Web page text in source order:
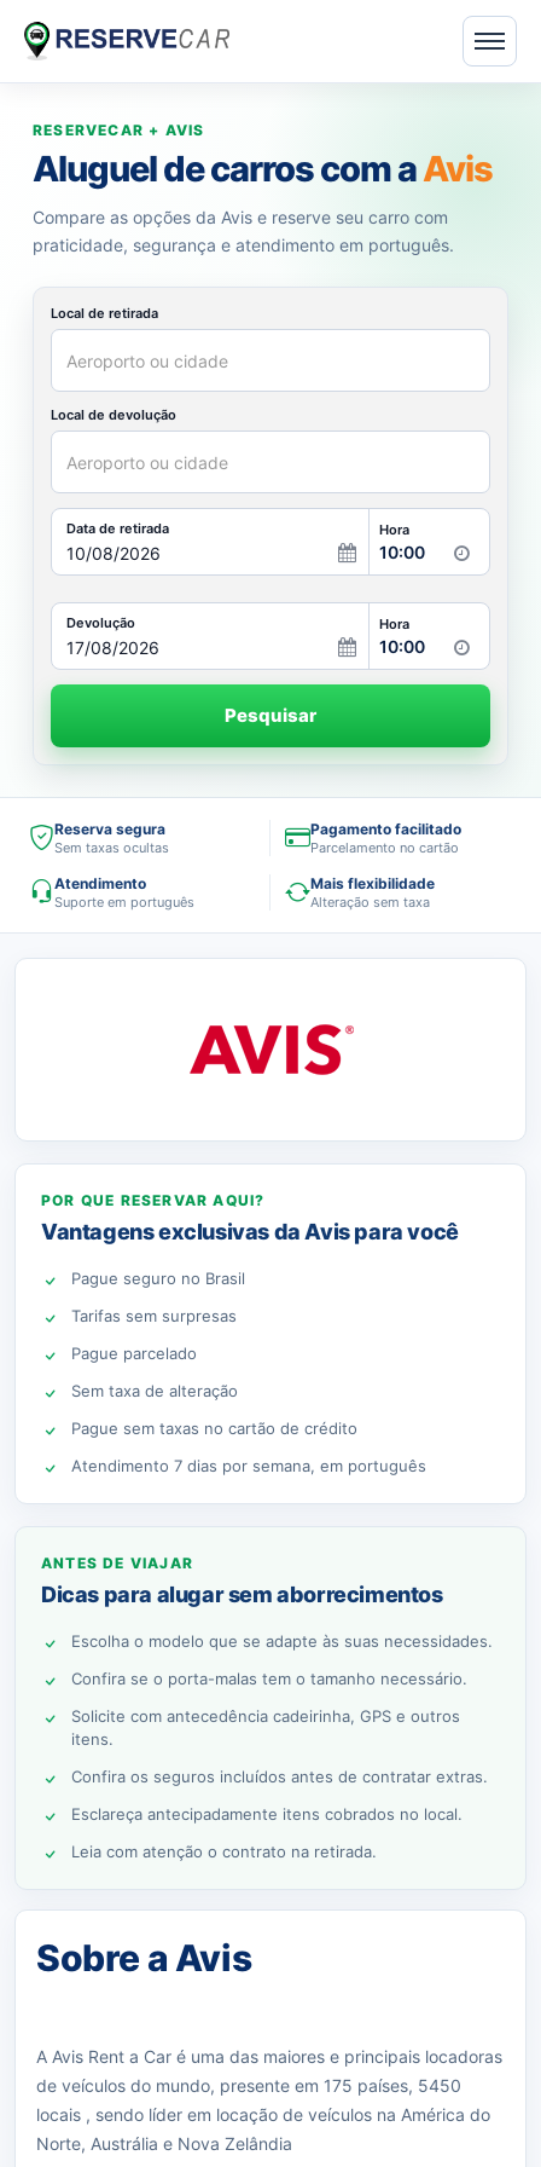
RESERVECAR + AVIS
Aluguel de carros com aAvis
Compare as opções da Avis e reserve seu carro com
praticidade, segurança e atendimento em português.
Local de retirada
Local de devolução
Data de retirada Hora
10:00
Devolução Hora
10:00
Pesquisar
Reserva segura
Sem taxas ocultas
Pagamento facilitado
Parcelamento no cartão
Atendimento
Suporte em português
Mais flexibilidade
Alteração sem taxa
POR QUE RESERVAR AQUI?
Vantagens exclusivas da Avis para você
Pague seguro no Brasil
Tarifas sem surpresas
Pague parcelado
Sem taxa de alteração
Pague sem taxas no cartão de crédito
Atendimento 7 dias por semana, em português
ANTES DE VIAJAR
Dicas para alugar sem aborrecimentos
Escolha o modelo que se adapte às suas necessidades.
Confira se o porta-malas tem o tamanho necessário.
Solicite com antecedência cadeirinha, GPS e outros
itens.
Confira os seguros incluídos antes de contratar extras.
Esclareça antecipadamente itens cobrados no local.
Leia com atenção o contrato na retirada.
Sobre a Avis
A Avis Rent a Car é uma das maiores e principais locadoras
de veículos do mundo, presente em 175 países, 5450
locais , sendo líder em locação de veículos na América do
Norte, Austrália e Nova Zelândia